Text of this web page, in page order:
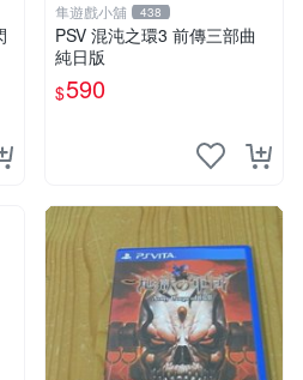
隼遊戲小舖 438
PSV 混沌之環3 前傳三部曲
純日版
$590